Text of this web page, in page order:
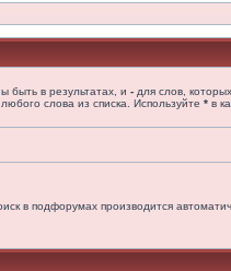
быть в результатах, и - для слов,
слова из списка. Используйте * в
в подфорумах производится